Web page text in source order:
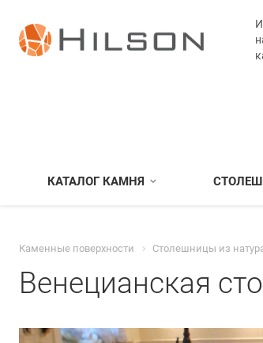
КАТАЛОГ КАМНЯ
Каменные поверхности Столешницы из
Венецианская